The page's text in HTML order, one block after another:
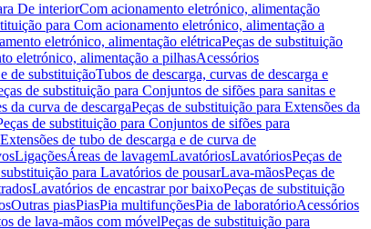
De interiorCom acionamento eletrónico, alimentação
para Com acionamento eletrónico, alimentação a
eletrónico, alimentação elétricaPeças de substituição
eletrónico, alimentação a pilhasAcessórios
de substituiçãoTubos de descarga, curvas de descarga e
de substituição para Conjuntos de sifões para sanitas e
da curva de descargaPeças de substituição para Extensões da
de substituição para Conjuntos de sifões para
de tubo de descarga e de curva de
LigaçõesÁreas de lavagemLavatóriosLavatóriosPeças de
para Lavatórios de pousarLava-mãosPeças de
Lavatórios de encastrar por baixoPeças de substituição
Outras piasPiasPia multifunçõesPia de laboratórioAcessórios
de lava-mãos com móvelPeças de substituição para